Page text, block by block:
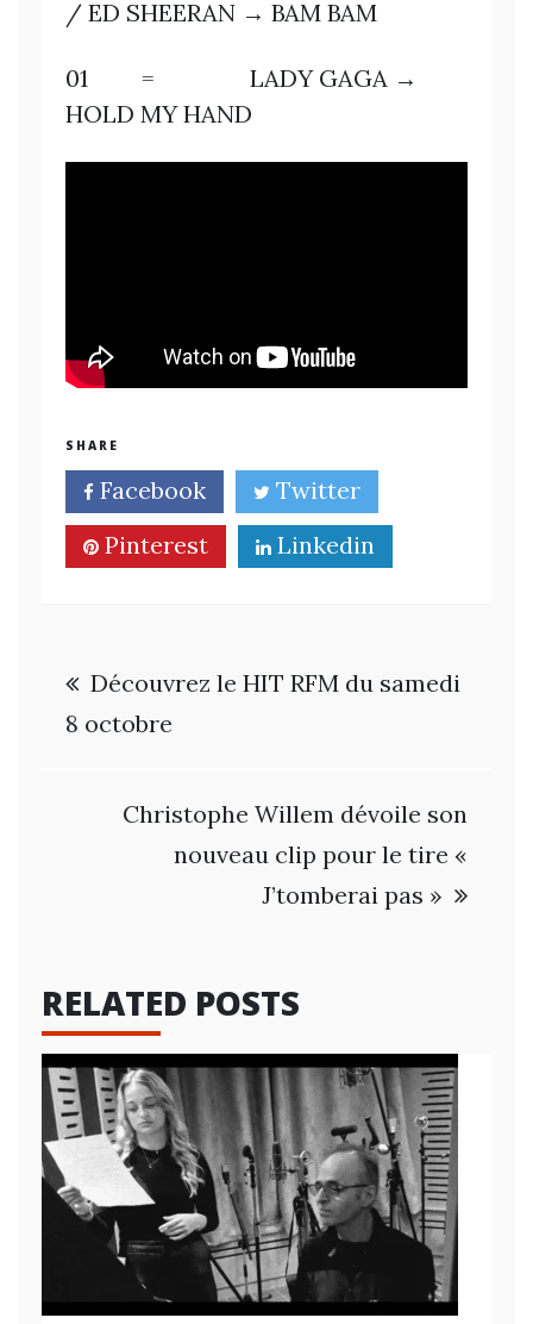
/ ED SHEERAN → BAM BAM
01 = LADY GAGA →
HOLD MY HAND
SHARE
Facebook
Twitter
Pinterest
Linkedin
Navigation
de
l’article
Découvrez le HIT RFM du samedi
8 octobre
Christophe Willem dévoile son
nouveau clip pour le tire «
J’tomberai pas »
RELATED POSTS